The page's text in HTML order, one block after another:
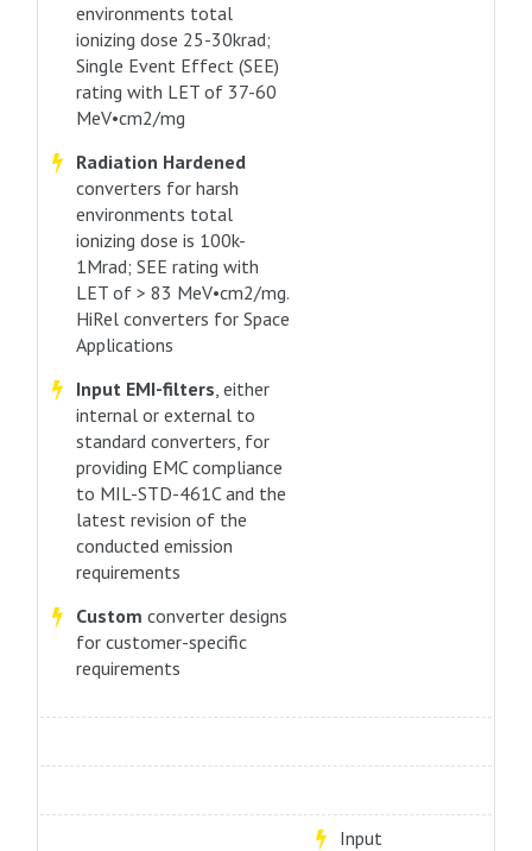
environments total
ionizing dose 25-30krad;
Single Event Effect (SEE)
rating with LET of 37-60
MeV•cm2/mg
Radiation Hardened
converters for harsh
environments total
ionizing dose is 100k-
1Mrad; SEE rating with
LET of > 83 MeV•cm2/mg.
HiRel converters for Space
Applications
Input EMI-filters, either
internal or external to
standard converters, for
providing EMC compliance
to MIL-STD-461C and the
latest revision of the
conducted emission
requirements
Custom converter designs
for customer-specific
requirements
Input